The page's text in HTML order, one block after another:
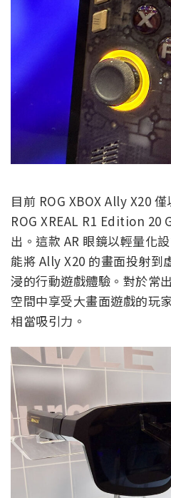
目前 ROG XBOX Ally X20
ROG XREAL R1 Edition 20
出。這款 AR 眼鏡以輕量化
能將 Ally X20 的畫面投射到
浸的行動遊戲體驗。對於常
空間中享受大畫面遊戲的玩
相當吸引力。